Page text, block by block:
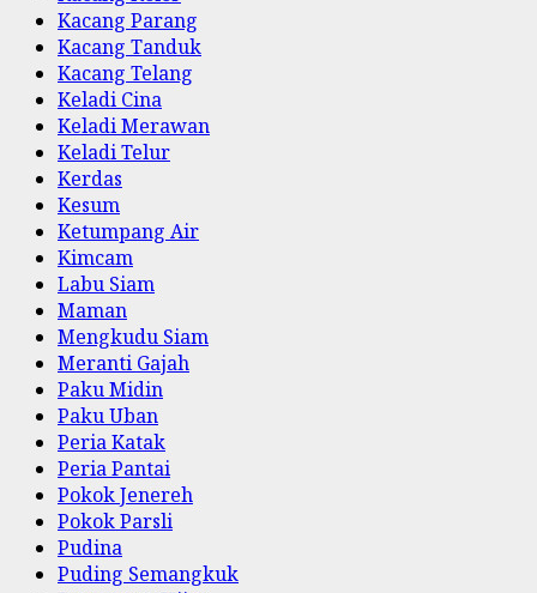
Kacang Parang
Kacang Tanduk
Kacang Telang
Keladi Cina
Keladi Merawan
Keladi Telur
Kerdas
Kesum
Ketumpang Air
Kimcam
Labu Siam
Maman
Mengkudu Siam
Meranti Gajah
Paku Midin
Paku Uban
Peria Katak
Peria Pantai
Pokok Jenereh
Pokok Parsli
Pudina
Puding Semangkuk